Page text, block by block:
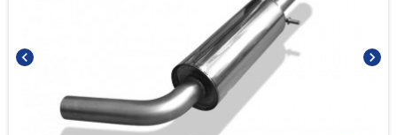
chevron_left chevron_right